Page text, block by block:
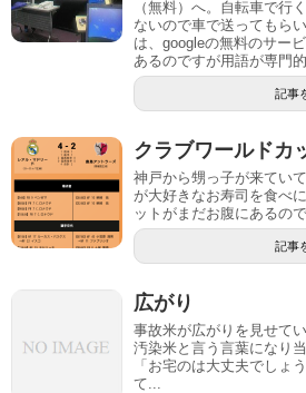
（無料）へ。自転車で行
ないので車で送ってもら
は、googleの無料のサー
あるのですが用語が専門的
記事
クラブワールドカ
神戸から甥っ子が来てい
が大好きなお寿司を食べ
ットがまだお腹にあるの
記事
広がり
事故米が広がりを見せて
汚染米と言う言葉になり
「お宅のは大丈夫でしょ
て...